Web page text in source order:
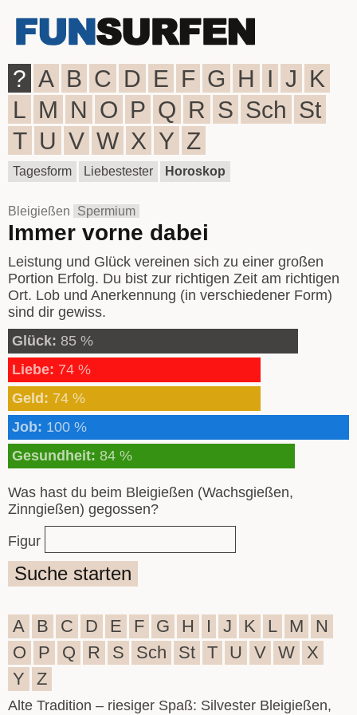
? A B C D E F G H I J K
L M N O P Q R S Sch St
T U V W X Y Z
Tagesform Liebestester Horoskop
Bleigießen Spermium
Immer vorne dabei
Leistung und Glück vereinen sich zu einer großen
Portion Erfolg. Du bist zur richtigen Zeit am richtigen
Ort. Lob und Anerkennung (in verschiedener Form)
sind dir gewiss.
Glück: 85 %
Liebe: 74 %
Geld: 74 %
Job: 100 %
Gesundheit: 84 %
Was hast du beim Bleigießen (Wachsgießen,
Zinngießen) gegossen?
Figur
Suche starten
A B C D E F G H I J K L M
N
O
P Q R S Sch St T U V W X
Y
Z
Alte Tradition – riesiger Spaß: Silvester Bleigießen,